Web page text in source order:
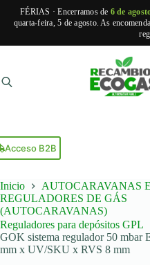
FÉRIAS · Encerramos de 6 de
quarta-feira, 5 de agosto. As
o
conteúdo
Acceso B2B
Inicio
AUTOCARAVANAS
REGULADORES DE GÁS
(AUTOCARAVANAS)
Reguladores para depósitos GPL
GOK sistema regulador 50 mbar
mm x UV/SKU x RVS 8 mm